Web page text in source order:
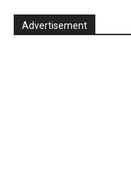
Advertisement